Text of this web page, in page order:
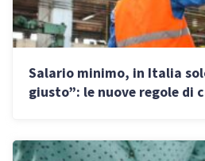
Salario minimo, in Italia
giusto”: le nuove regole di